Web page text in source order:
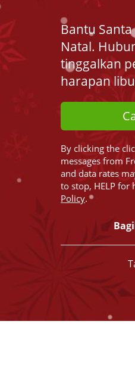
Bantu
Natal.
tinggalkan
harapan
By clicking the
messages from
and data rates
to stop, HELP for
Policy.